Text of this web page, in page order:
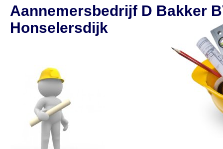
Aannemersbedrijf D Bakker
Honselersdijk